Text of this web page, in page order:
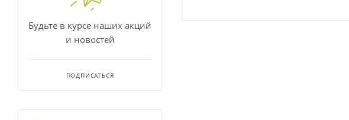
Будьте в курсе наших акций
и новостей
ПОДПИСАТЬСЯ